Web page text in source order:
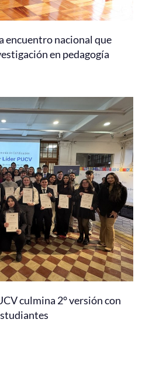
encuentro nacional que
en pedagogía
culmina 2° versión con